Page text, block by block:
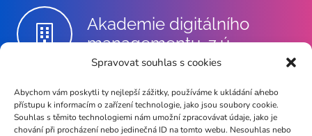
Spravovat souhlas s cookies
Abychom vám poskytli ty nejlepší zážitky, používáme k ukládání a/nebo
přístupu k informacím o zařízení technologie, jako jsou soubory cookie.
Souhlas s těmito technologiemi nám umožní zpracovávat údaje, jako je
chování při procházení nebo jedinečná ID na tomto webu. Nesouhlas nebo
Akademie digitálního
managementu, z.ú.
info@akademie-dm.cz